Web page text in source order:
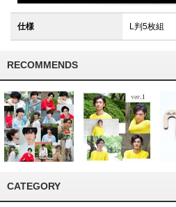
仕様 L判5枚組
RECOMMENDS
CATEGORY